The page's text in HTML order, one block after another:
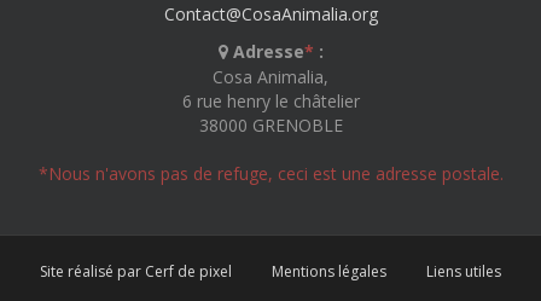
Contact@CosaAnimalia.org
Adresse* :
Cosa Animalia,
6 rue henry le châtelier
38000 GRENOBLE
*Nous n'avons pas de refuge, ceci est une adresse postale.
Site réalisé par Cerf de pixel Mentions légales Liens utiles